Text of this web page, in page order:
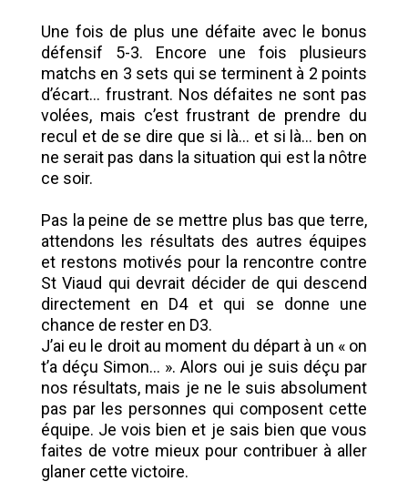
Une fois de plus une défaite avec le bonus
défensif 5-3. Encore une fois plusieurs
matchs en 3 sets qui se terminent à 2 points
d’écart… frustrant. Nos défaites ne sont pas
volées, mais c’est frustrant de prendre du
recul et de se dire que si là… et si là… ben on
ne serait pas dans la situation qui est la nôtre
ce soir.
Pas la peine de se mettre plus bas que terre,
attendons les résultats des autres équipes
et restons motivés pour la rencontre contre
St Viaud qui devrait décider de qui descend
directement en D4 et qui se donne une
chance de rester en D3.
J’ai eu le droit au moment du départ à un « on
t’a déçu Simon… ». Alors oui je suis déçu par
nos résultats, mais je ne le suis absolument
pas par les personnes qui composent cette
équipe. Je vois bien et je sais bien que vous
faites de votre mieux pour contribuer à aller
glaner cette victoire.